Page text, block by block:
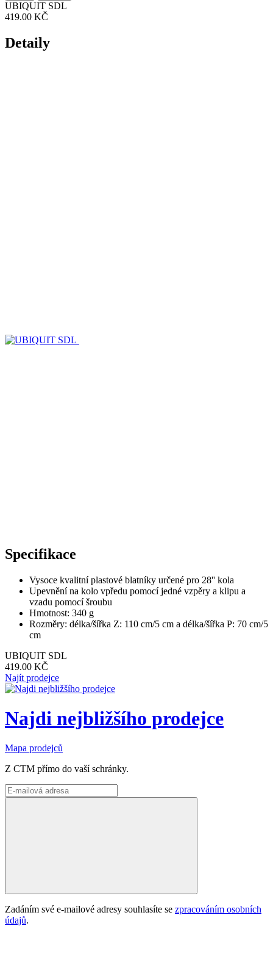
UBIQUIT SDL
419.00 KČ
Detaily
Specifikace
Vysoce kvalitní plastové blatníky určené pro 28'' kola
Upevnění na kolo vpředu pomocí jedné vzpěry a klipu a
vzadu pomocí šroubu
Hmotnost: 340 g
Rozměry: délka/šířka Z: 110 cm/5 cm a délka/šířka P: 70 cm/5
cm
UBIQUIT SDL
419.00 KČ
Najít prodejce
Najdi nejbližšího prodejce
Mapa prodejců
Z CTM přímo do vaší schránky.
Zadáním své e-mailové adresy souhlasíte se zpracováním osobních
údajů.